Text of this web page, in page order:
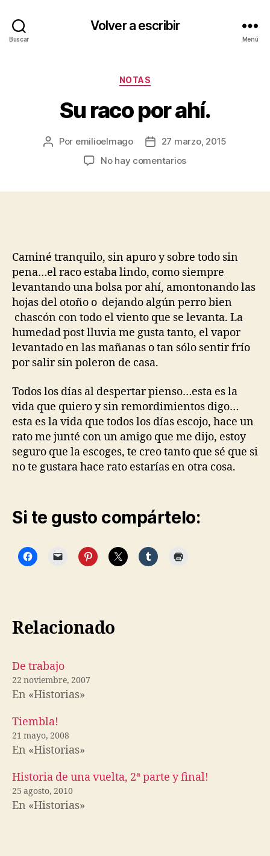
Buscar
Volver a escribir
Menú
Categorías
NOTAS
Su raco por ahí.
Autor
Por emilioelmago
Fecha27 marzo, 2015
No hay comentariosen
Caminé tranquilo, sin apuro y sobre todo sin
pena…el raco estaba lindo, como siempre
levantando una bolsa por ahí, amontonando las
hojas del otoño o dejando algún perro bien
chascón con todo el viento que se levanta. La
humedad post lluvia me gusta tanto, el vapor
levantado en las mañanas o tan sólo sentir frío
por salir sin poleron de casa.
Todos los días al despertar pienso…esta es la
vida que quiero y sin remordimientos digo…
esta es la vida que todos los días escojo, hace un
rato me junté con un amigo que me dijo, estoy
seguro que la escoges, te creo tanto que sé que si
no te gustara hace rato estarías en otra cosa.
Si te gusto compártelo:
Relacionado
De trabajo
22 noviembre, 2007
En «Historias»
Tiembla!
21 mayo, 2008
En «Historias»
Historia de una vuelta, 2ª parte y final!
25 agosto, 2010
En «Historias»